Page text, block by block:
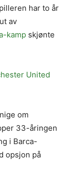
har to år
av
kamp skjønte
United
om
33-åringen
i Barca-
opsjon på